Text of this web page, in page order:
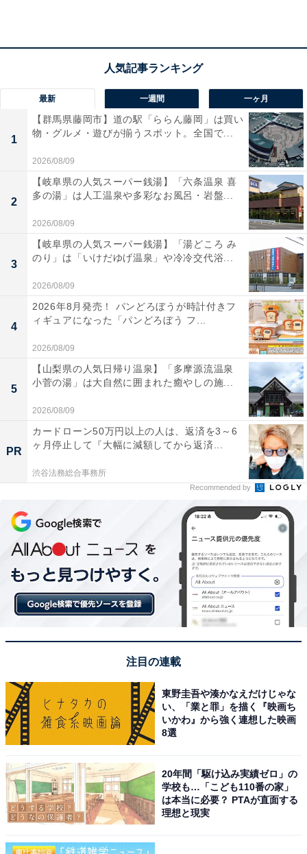
「さくら館」の口コミは？
「さくら館」には以下のような口コミが寄せられていま
希少な「薬石浴（嵐の湯）」を体験できるのが非常
に魅力的で、じっくりと心地よい汗を流してリフレ
ッシュできる。
広々とした露天風呂をはじめ、釜風呂やシルキー湯
などお風呂の種類が豊富で、男女日替わりで異なる
湯船を楽しめます。
休憩処での軽食や、マッサージ室、キッズコーナー
などが充実しており、物産館での買い物とあわせて
家族で1日ゆっくり過ごせる施設。
アクセス・料金情報は？ 泊まれる？
アクセス
最新 一週間 一ヶ月
1
【群馬県藤岡市】道の駅「ららん藤岡」は買い
物・グルメ・遊びが揃うスポット。全国で...
2026/08/09
2
【岐阜県の人気スーパー銭湯】「六条温泉 喜
多の湯」は人工温泉や多彩なお風呂・岩盤...
2026/08/09
3
【岐阜県の人気スーパー銭湯】「湯どころ み
のり」は「いけだゆげ温泉」や冷冷交代浴...
2026/08/09
4
2026年8月発売！ パンどろぼうが時計付きフ
ィギュアになった「パンどろぼう フ...
2026/08/09
5
【山梨県の人気日帰り温泉】「多摩源流温泉
小菅の湯」は大自然に囲まれた癒やしの施...
2026/08/09
PR
カードローン50万円以上の人は、返済を3～6
ヶ月停止して『大幅に減額してから返済...
渋谷法務総合事務所
Recommended by
注目の連載
東野圭吾や湊かなえだけじゃな
い、「業と罪」を描く『映画ち
いかわ』から強く連想した映画
8選
20年間「駆け込み実績ゼロ」の
学校も…「こども110番の家」
は本当に必要？ PTAが直面する
理想と現実